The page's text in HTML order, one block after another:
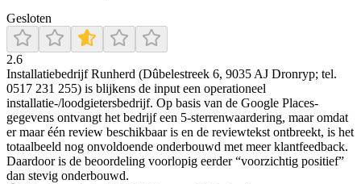
Gesloten
2.6
Installatiebedrijf Runherd (Dûbelestreek 6, 9035 AJ Dronryp; tel.
0517 231 255) is blijkens de input een operationeel
installatie-/loodgietersbedrijf. Op basis van de Google Places-
gegevens ontvangt het bedrijf een 5-sterrenwaardering, maar omdat
er maar één review beschikbaar is en de reviewtekst ontbreekt, is het
totaalbeeld nog onvoldoende onderbouwd met meer klantfeedback.
Daardoor is de beoordeling voorlopig eerder “voorzichtig positief”
dan stevig onderbouwd.